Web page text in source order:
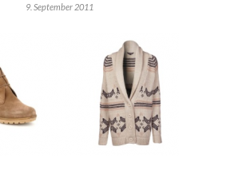
9. September 2011